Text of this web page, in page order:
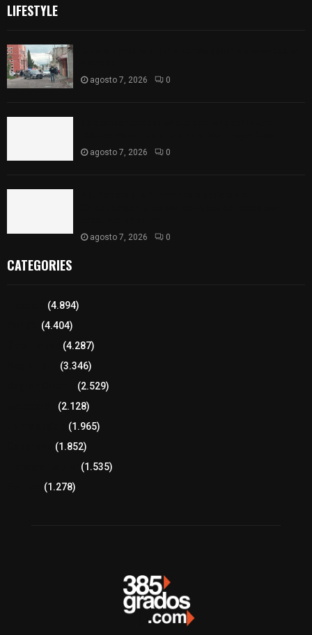
LIFESTYLE
agosto 7, 2026 0
agosto 7, 2026 0
agosto 7, 2026 0
CATEGORIES
(4.894)
(4.404)
(4.287)
(3.346)
(2.529)
(2.128)
(1.965)
(1.852)
(1.535)
(1.278)